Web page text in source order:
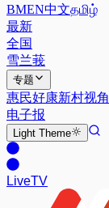
BMEN中文தமிழ்
最新
全国
雪兰莪
专题
惠民好康新村视角
电子报
Light Theme
LiveTV